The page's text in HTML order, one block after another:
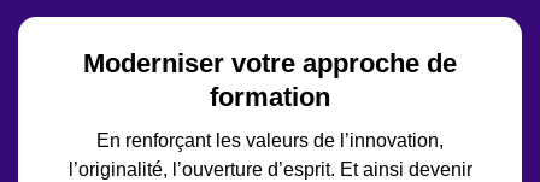
Moderniser votre approche de
formation
En renforçant les valeurs de l’innovation,
l’originalité, l’ouverture d’esprit. Et ainsi devenir